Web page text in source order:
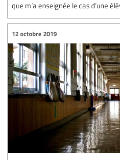
que m’a enseignée le cas d’une
12 octobre 2019